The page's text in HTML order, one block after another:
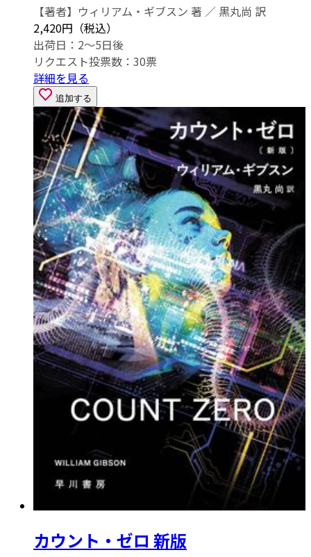
【著者】ウィリアム・ギブスン 著 ／ 黒丸尚 訳
2,420円（税込）
出荷日：2～5日後
リクエスト投票数： 30票
詳細を見る
追加する
カウント・ゼロ 新版